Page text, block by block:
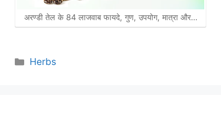
अरण्डी तेल के 84 लाजवाब फायदे, गुण, उपयोग, मात्रा और…
Categories
Herbs